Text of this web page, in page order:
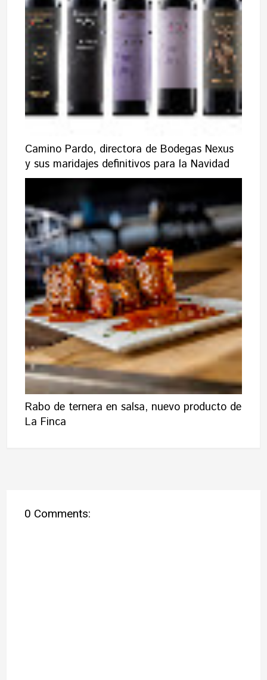
Camino Pardo, directora de Bodegas Nexus
y sus maridajes definitivos para la Navidad
Rabo de ternera en salsa, nuevo producto de
La Finca
0 Comments: